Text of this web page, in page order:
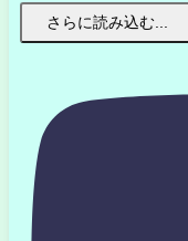
さらに読み込む...